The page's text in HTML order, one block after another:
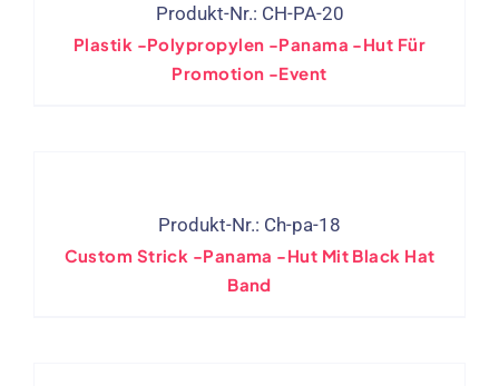
Produkt-Nr.: CH-PA-20
Plastik -Polypropylen -Panama -Hut Für
Promotion -Event
Produkt-Nr.: Ch-pa-18
Custom Strick -Panama -Hut Mit Black Hat
Band